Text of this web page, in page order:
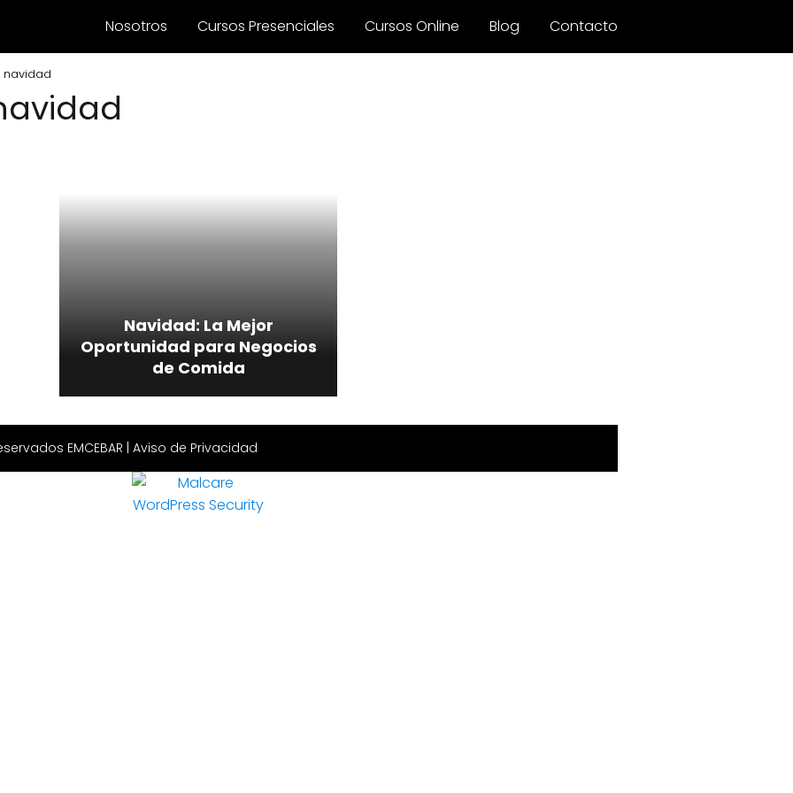
Nosotros Cursos Presenciales Cursos Online Blog Contacto
Navidad: La Mejor
Oportunidad para Negocios
de Comida
EMCEBAR | Aviso de Privacidad